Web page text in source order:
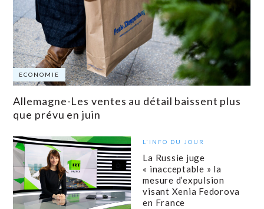
ECONOMIE
Allemagne-Les ventes au détail baissent plus
que prévu en juin
L'INFO DU JOUR
La Russie juge
« inacceptable » la
mesure d’expulsion
visant Xenia Fedorova
en France